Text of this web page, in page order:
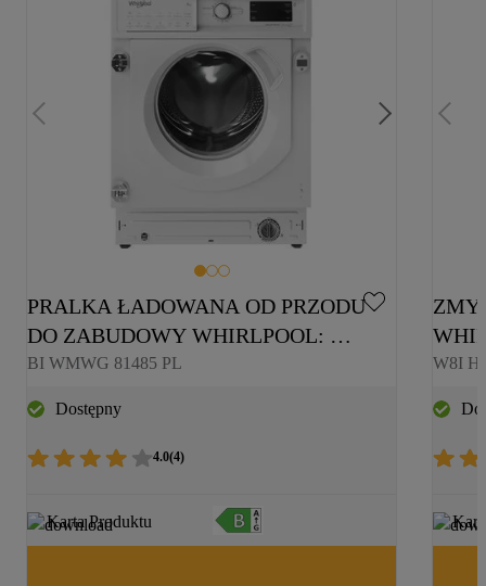
PRALKA ŁADOWANA OD PRZODU
DO ZABUDOWY WHIRLPOOL:
PRALKA DO ZABUDOWY
81485 PL
BI WMWG 81485 PL
Dostępny
4.0(4)
Karta Produktu
W8I